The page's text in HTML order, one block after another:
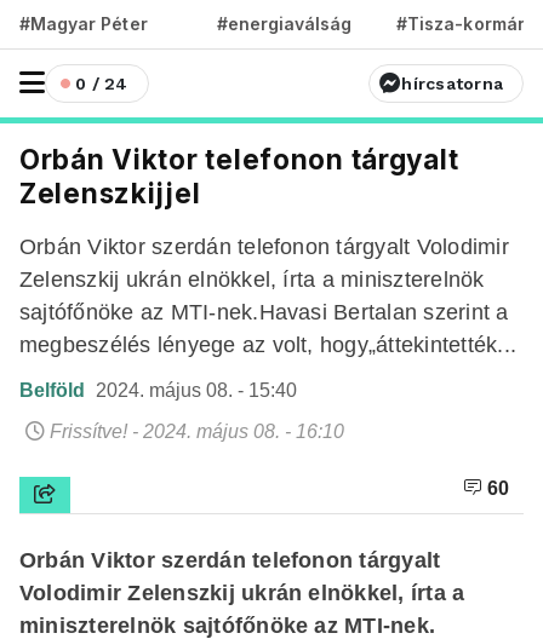
#Magyar Péter #energiaválság #Tisza-kormány
0 / 24 hírcsatorna
Orbán Viktor telefonon tárgyalt
Zelenszkijjel
Orbán Viktor szerdán telefonon tárgyalt Volodimir
Zelenszkij ukrán elnökkel, írta a miniszterelnök
sajtófőnöke az MTI-nek.Havasi Bertalan szerint a
megbeszélés lényege az volt, hogy„áttekintették...
Belföld
2024. május 08. - 15:40
Frissítve! - 2024. május 08. - 16:10
60
Orbán Viktor szerdán telefonon tárgyalt
Volodimir Zelenszkij ukrán elnökkel, írta a
miniszterelnök sajtófőnöke az MTI-nek.